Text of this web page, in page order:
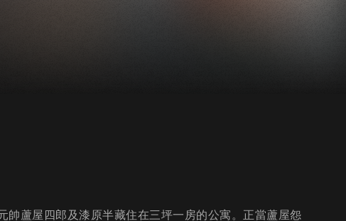
蘆屋四郎及漆原半藏住在三坪一房的公寓。正當蘆屋怨